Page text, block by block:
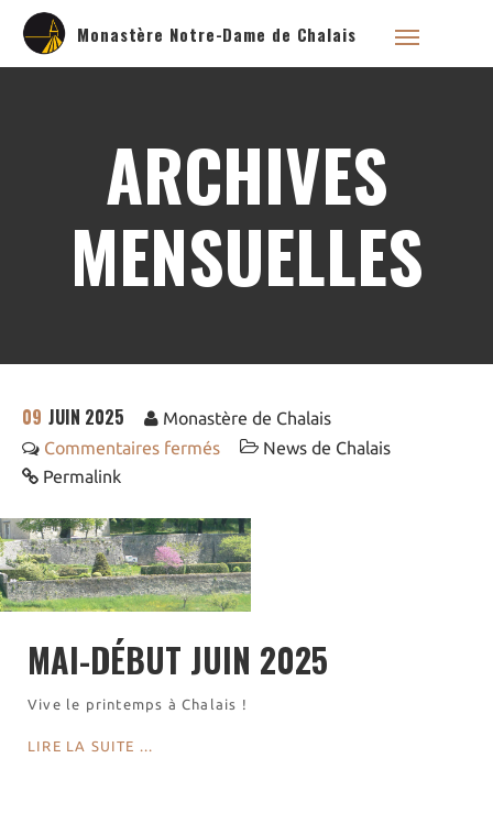
Monastère Notre-Dame de Chalais
Qui sommes nous ?
La famille dominicaine
Devenir moniale
Les restaurations de
l’église de Chalais
Informations pratiques
Horaires
ARCHIVES
MENSUELLES
09 JUIN 2025
Monastère de Chalais
Commentaires fermés
News de Chalais
Permalink
MAI-DÉBUT JUIN 2025
Vive le printemps à Chalais !
LIRE LA SUITE ...